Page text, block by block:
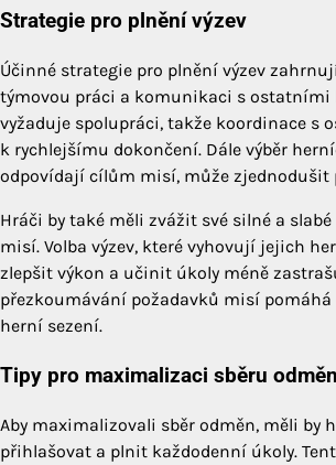
Strategie pro plnění výzev
Účinné strategie pro plnění výzev
týmovou práci a komunikaci s ostatními
vyžaduje spolupráci, takže koordinace s
k rychlejšímu dokončení. Dále výběr
odpovídají cílům misí, může zjednodušit
Hráči by také měli zvážit své silné a
misí. Volba výzev, které vyhovují jejich
zlepšit výkon a učinit úkoly méně
přezkoumávání požadavků misí
herní sezení.
Tipy pro maximalizaci sběru odměn
Aby maximalizovali sběr odměn, měli by
přihlašovat a plnit každodenní úkoly.